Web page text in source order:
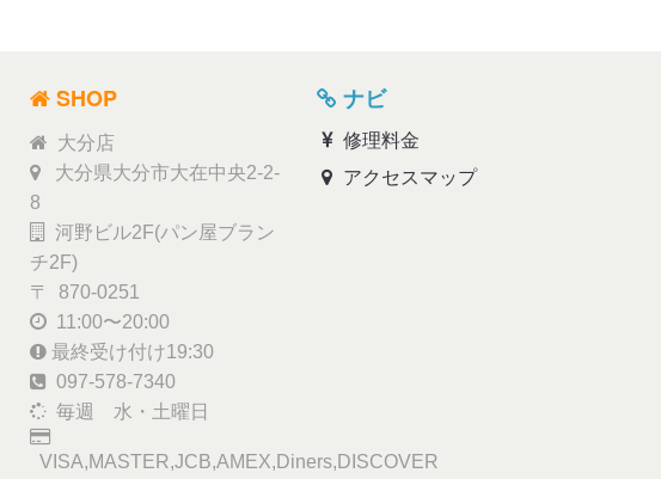
SHOP
大分店
大分県大分市大在中央2-2-
8
河野ビル2F(パン屋ブラン
チ2F)
〒 870-0251
11:00〜20:00
最終受け付け19:30
097-578-7340
毎週 水・土曜日
VISA,MASTER,JCB,AMEX,Diners,DISCOVER
ナビ
修理料金
アクセスマップ